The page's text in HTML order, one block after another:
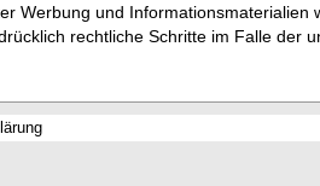
Werbung und
rechtliche Schritte im Falle der